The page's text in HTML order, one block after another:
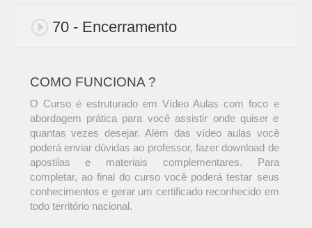
70 - Encerramento
COMO FUNCIONA ?
O Curso é estruturado em Vídeo Aulas com foco e
abordagem prática para você assistir onde quiser e
quantas vezes desejar. Além das vídeo aulas você
poderá enviar dúvidas ao professor, fazer download de
apostilas e materiais complementares. Para
completar, ao final do curso você poderá testar seus
conhecimentos e gerar um certificado reconhecido em
todo território nacional.